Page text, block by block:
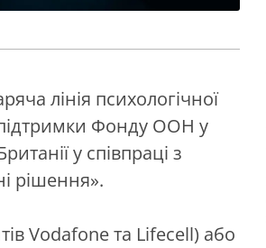
лінія психологічної
підтримки Фонду ООН у
у співпраці з
рішення».
Vodafone та Lifecell) або